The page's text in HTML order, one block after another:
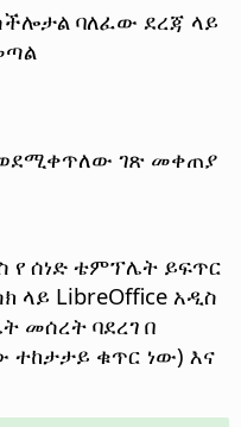
ባለፈው ደረጃ ላይ
ገጽ መቀጠያ
የ ሰነድ ቴምፕሌት ይፍጥር
ላይ LibreOffice አዲስ
መሰረት ባደረገ በ
ተከታታይ ቁጥር ነው) እና